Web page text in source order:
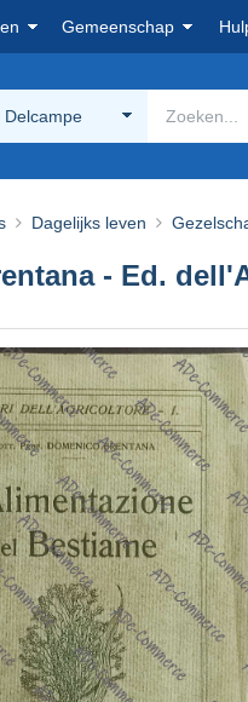
Gemeenschap
Delcampe
Dagelijks leven
- Ed.